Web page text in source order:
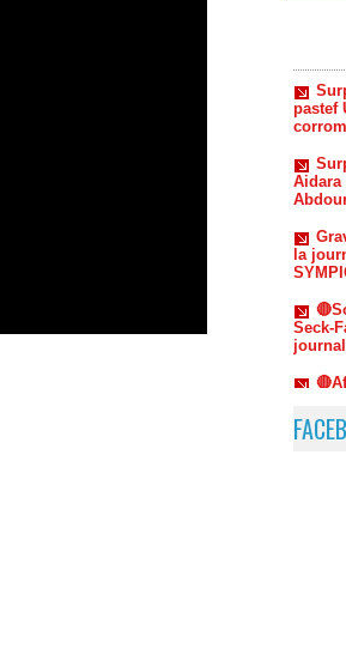
Aidara
la
Seck-